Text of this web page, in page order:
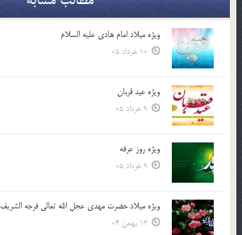
ویژه میلاد امام هادی علیه السلام
10 خرداد 05
ویژه عید قربان
9 خرداد 05
ویژه روز عرفه
9 خرداد 05
ویژه میلاد حضرت مهدی عجل الله تعالی فرجه الشريف
13 بهمن 04